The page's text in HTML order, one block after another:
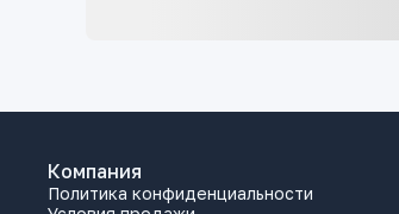
Компания
Политика конфиденциальности